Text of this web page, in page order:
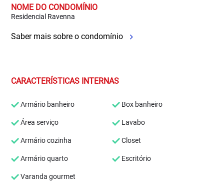
NOME DO CONDOMÍNIO
Residencial Ravenna
Saber mais sobre o condomínio
CARACTERÍSTICAS INTERNAS
Armário banheiro Box banheiro
Área serviço Lavabo
Armário cozinha Closet
Armário quarto Escritório
Varanda gourmet